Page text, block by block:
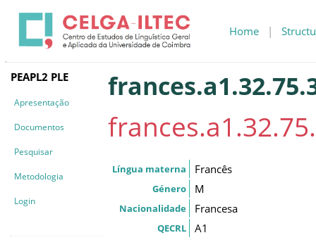
Home |
PEAPL2 PLE
Apresentação
Documentos
Pesquisar
Metodologia
Login
Língua materna Francês
Género M
Nacionalidade Francesa
QECRL A1